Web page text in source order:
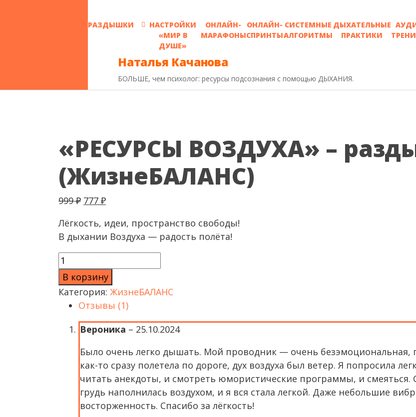
РАЗДЫШКИ
НАСТРОЙКИ
«МИР В
ДУШЕ»
ОНЛАЙН-
МАРАФОНЫ
ОНЛАЙН-
СПРИНТЫ
СИСТЕМНЫЕ
АЛГОРИТМЫ
ДЫХАТЕЛЬНЫЕ
ПРАКТИКИ
Наталья Качанова
БОЛЬШЕ, чем психолог: ресурсы подсознания с помощью ДЫХАНИЯ.
«РЕСУРСЫ ВОЗДУХА» –
(ЖизнеБАЛАНС)
999₽ Первоначальная цена составляла 999 ₽.
777 ₽Текущая цена: 777 ₽.
Лёгкость, идеи, пространство свободы!
В дыхании Воздуха — радость полёта!
Количество товара «РЕСУРСЫ ВОЗДУХА» – раздышка №4 (ЖизнеБАЛАНС)
В корзину
Категория: ЖизнеБАЛАНС
Отзывы (1)
Вероника – 25.10.2024
Было очень легко дышать. Мой проводник — очень безэмоциональная,
как-то сразу полетела по дороге, дух воздуха был ветер. Я попросила
читать анекдоты, и смотреть юмористические программы, и смеяться.
грудь наполнилась воздухом, и я вся стала легкой. Даже небольшие
восторженность. Спасибо за лёгкость!